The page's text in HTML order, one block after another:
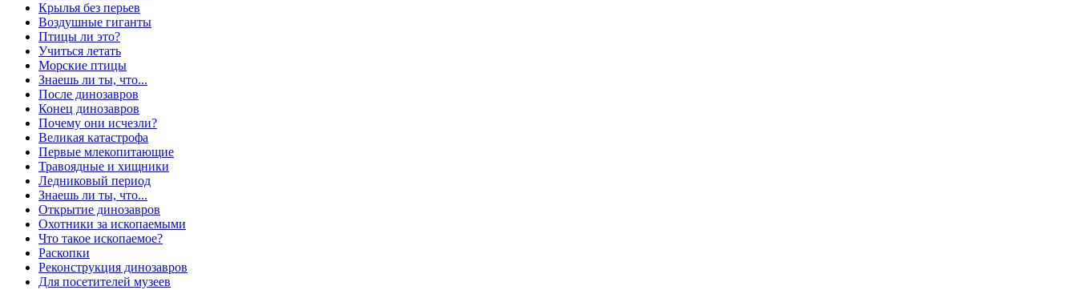
Крылья без перьев
Воздушные гиганты
Птицы ли это?
Учиться летать
Морские птицы
Знаешь ли ты, что...
После динозавров
Конец динозавров
Почему они исчезли?
Великая катастрофа
Первые млекопитающие
Травоядные и хищники
Ледниковый период
Знаешь ли ты, что...
Открытие динозавров
Охотники за ископаемыми
Что такое ископаемое?
Раскопки
Реконструкция динозавров
Для посетителей музеев